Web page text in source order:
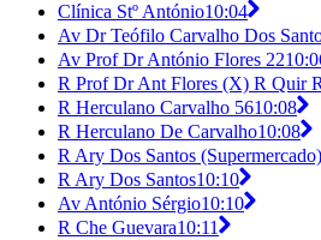
Clínica Stº António10:04
Av Dr Teófilo Carvalho Dos
Av Prof Dr António Flores 22
R Prof Dr Ant Flores (X) R Quir
R Herculano Carvalho 5610:08
R Herculano De Carvalho10:08
R Ary Dos Santos (Supermercado)
R Ary Dos Santos10:10
Av António Sérgio10:10
R Che Guevara10:11